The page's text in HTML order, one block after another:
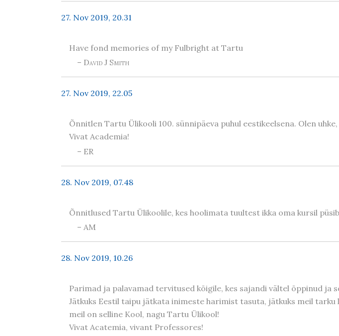
27. Nov 2019, 20.31
Have fond memories of my Fulbright at Tartu
– David J Smith
27. Nov 2019, 22.05
Õnnitlen Tartu Ülikooli 100. sünnipäeva puhul eestikeelsena. Olen
Vivat Academia!
– ER
28. Nov 2019, 07.48
Õnnitlused Tartu Ülikoolile, kes hoolimata tuultest ikka oma kursil
– AM
28. Nov 2019, 10.26
Parimad ja palavamad tervitused kõigile, kes sajandi vältel õppinud ja
Jätkuks Eestil taipu jätkata inimeste harimist tasuta, jätkuks meil
meil on selline Kool, nagu Tartu Ülikool!
Vivat Acatemia, vivant Professores!